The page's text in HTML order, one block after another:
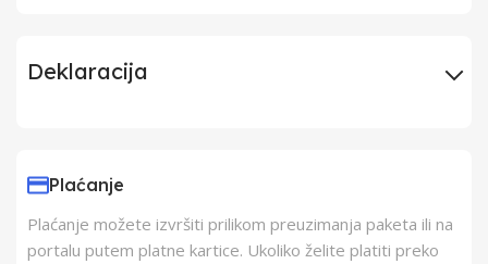
Deklaracija
Proizvođač ELEMENTA d.o.o.
Plaćanje
Plaćanje možete izvršiti prilikom preuzimanja paketa ili na
portalu putem platne kartice. Ukoliko želite platiti preko